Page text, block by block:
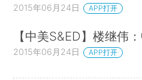
2015年06月24日 APP打开
【中美S&ED】楼继伟
2015年06月24日 APP打开